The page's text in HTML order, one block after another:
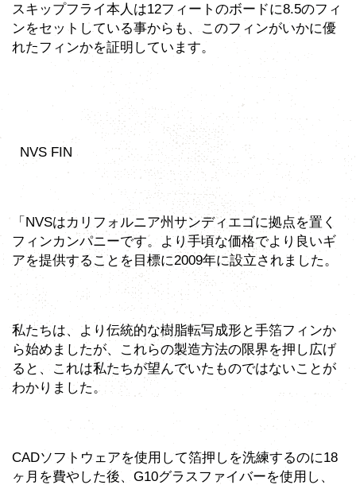
スキップフライ本人は12フィートのボードに8.5のフィ
ンをセットしている事からも、このフィンがいかに優
れたフィンかを証明しています。
NVS FIN
「NVSはカリフォルニア州サンディエゴに拠点を置く
フィンカンパニーです。より手頃な価格でより良いギ
アを提供することを目標に2009年に設立されました。
私たちは、より伝統的な樹脂転写成形と手箔フィンか
ら始めましたが、これらの製造方法の限界を押し広げ
ると、これは私たちが望んでいたものではないことが
わかりました。
CADソフトウェアを使用して箔押しを洗練するのに18
ヶ月を費やした後、G10グラスファイバーを使用し、